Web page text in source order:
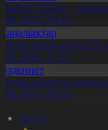
отбасы –
20:19
облысында 157
17:11
архивтің
20:03
Басты